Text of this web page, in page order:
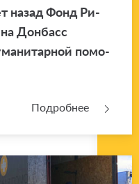
назад Фонд Ри­
Дон­басс
по­мо­
Подробнее